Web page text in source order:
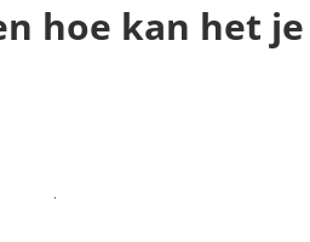
hoe kan het